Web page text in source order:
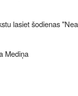
lasiet šodienas
Mediņa